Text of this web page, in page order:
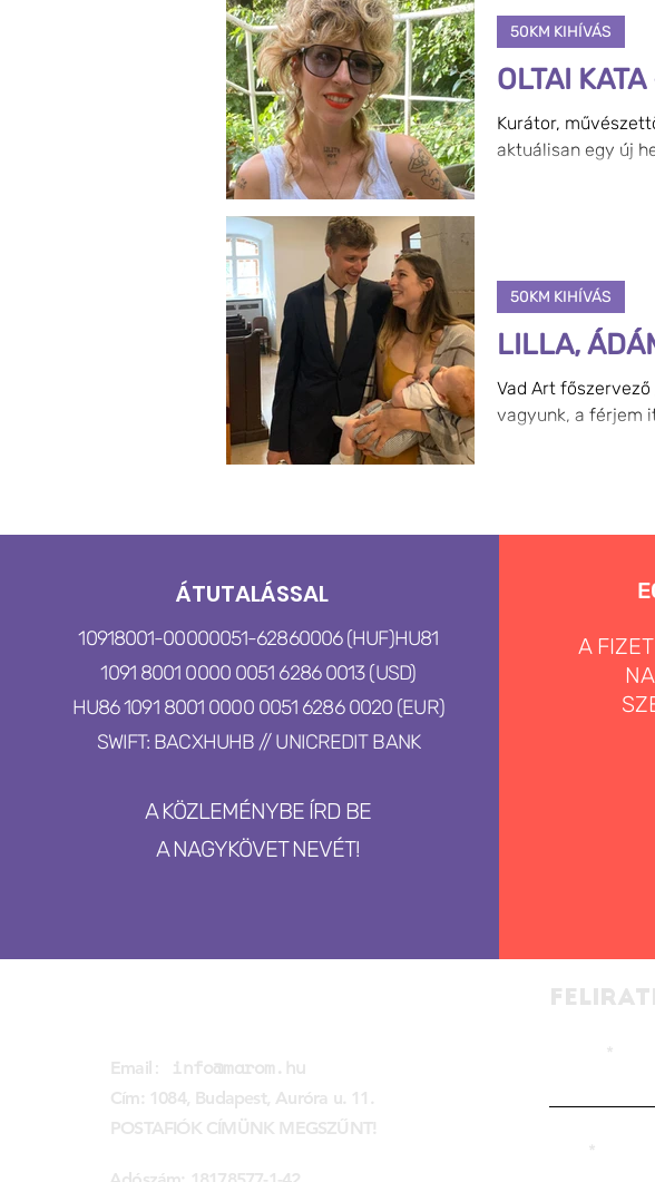
OLTAI
Kurátor,
aktuálisan egy új
50KM KIHÍVÁS
LILLA,
Vad Art főszervező
vagyunk, a férjem
50KM KIHÍVÁS
ÁTUTALÁSSAL
10918001-00000051-62860006 (HUF)HU81
1091 8001 0000 0051 6286 0013 (USD)
HU86 1091 8001 0000 0051 6286 0020 (EUR)
SWIFT: BACXHUHB // UNICREDIT BANK
A KÖZLEMÉNYBE ÍRD BE
A NAGYKÖVET NEVÉT!
A
Email : info@marom.hu
Cím: 1084, Budapest, Auróra u. 11.
POSTAFIÓK CÍMÜNK MEGSZŰNT!